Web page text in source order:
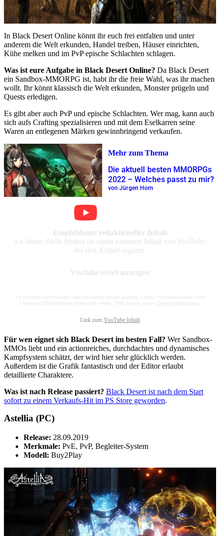
In Black Desert Online könnt ihr euch frei entfalten und unter
anderem die Welt erkunden, Handel treiben, Häuser einrichten,
Kühe melken und im PvP epische Schlachten schlagen.
Was ist eure Aufgabe in Black Desert Online? Da Black Desert
ein Sandbox-MMORPG ist, habt ihr die freie Wahl, was ihr machen
wollt. Ihr könnt klassisch die Welt erkunden, Monster prügeln und
Quests erledigen.
Es gibt aber auch PvP und epische Schlachten. Wer mag, kann auch
sich aufs Crafting spezialisieren und mit dem Eselkarren seine
Waren an entlegenen Märken gewinnbringend verkaufen.
Mehr zum Thema
Die aktuell besten MMORPGs
2022 – Welches passt zu mir?
von Jürgen Horn
Empfohlener redaktioneller Inhalt
An dieser Stelle findest du einen externen Inhalt von YouTube,
der den Artikel ergänzt.
YouTube Inhalt anzeigen
Ich bin damit einverstanden, dass mir externe Inhalte angezeigt werden. Personenbezogene Daten
können an Drittplattformen übermittelt werden. Mehr dazu in unserer
Datenschutzerklärung
Link zum YouTube Inhalt
Für wen eignet sich Black Desert im besten Fall? Wer Sandbox-
MMOs liebt und ein actionreiches, durchdachtes und dynamisches
Kampfsystem schätzt, der wird hier sehr glücklich werden.
Außerdem ist die Grafik fantastisch und der Editor erlaubt
detaillierte Charaktere.
Was ist nach Release passiert? Black Desert ist nach dem Start
sofort zu einem Verkaufs-Hit im PS Store geworden.
Astellia (PC)
Release: 28.09.2019
Merkmale: PvE, PvP, Begleiter-System
Modell: Buy2Play